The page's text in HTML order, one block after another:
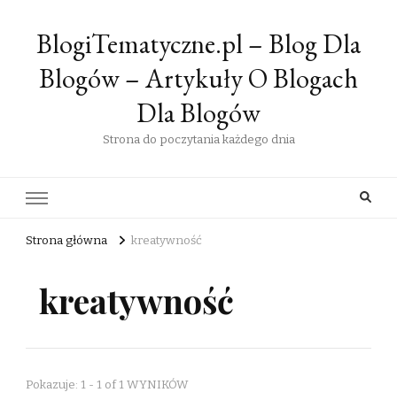
BlogiTematyczne.pl – Blog Dla
Blogów – Artykuły O Blogach
Dla Blogów
Strona do poczytania każdego dnia
Strona główna kreatywność
kreatywność
Pokazuje: 1 - 1 of 1 WYNIKÓW